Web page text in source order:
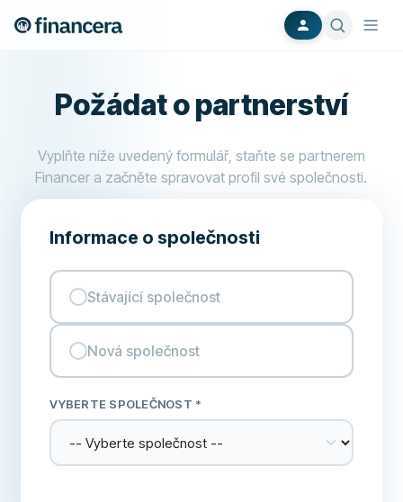
Požádat o partnerství
Vyplňte níže uvedený formulář, staňte se partnerem
Financer a začněte spravovat profil své společnosti.
Informace o společnosti
Stávající společnost
Nová společnost
VYBERTE SPOLEČNOST *